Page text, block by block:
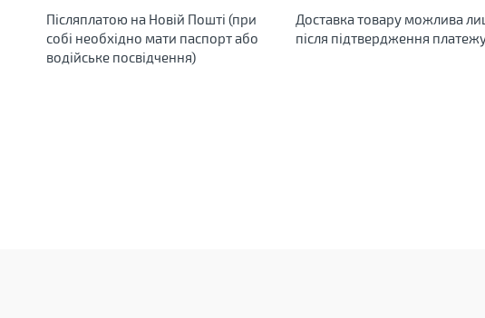
Післяплатою на Новій Пошті (при
собі необхідно мати паспорт або
водійське посвідчення)
Доставка товару можлива
після підтвердження